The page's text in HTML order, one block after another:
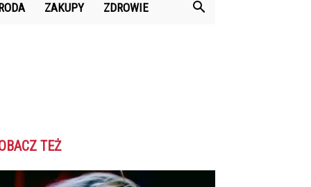
ZAKUPY ZDROWIE
TEŻ